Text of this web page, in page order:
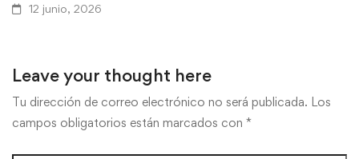
12 junio, 2026
Leave your thought here
Tu dirección de correo electrónico no será publicada. Los
campos obligatorios están marcados con *